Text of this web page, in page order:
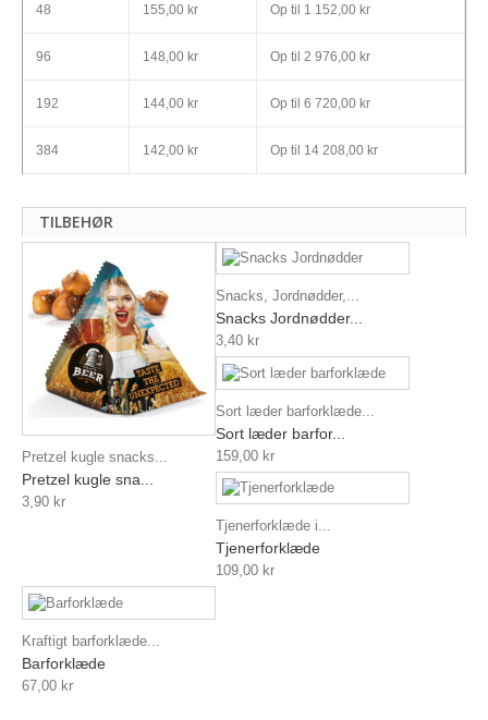
48 155,00 kr Op til 1 152,00 kr
96 148,00 kr Op til 2 976,00 kr
192 144,00 kr Op til 6 720,00 kr
384 142,00 kr Op til 14 208,00 kr
TILBEHØR
Pretzel kugle snacks...
Pretzel kugle sna...
3,90 kr
Snacks, Jordnødder,...
Snacks Jordnødder...
3,40 kr
Sort læder barforklæde...
Sort læder barfor...
159,00 kr
Tjenerforklæde i...
Tjenerforklæde
109,00 kr
Kraftigt barforklæde...
Barforklæde
67,00 kr